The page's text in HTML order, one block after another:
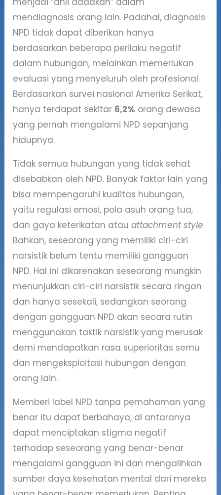
mendiagnosis orang lain. Padahal, diagnosis
NPD tidak dapat diberikan hanya
berdasarkan beberapa perilaku negatif
dalam hubungan, melainkan memerlukan
evaluasi yang menyeluruh oleh profesional.
Berdasarkan survei nasional Amerika Serikat,
hanya terdapat sekitar 6,2% orang dewasa
yang pernah mengalami NPD sepanjang
hidupnya.
Tidak semua hubungan yang tidak sehat
disebabkan oleh NPD. Banyak faktor lain yang
bisa mempengaruhi kualitas hubungan,
yaitu regulasi emosi, pola asuh orang tua,
dan gaya keterikatan atauattachment style.
Bahkan, seseorang yang memiliki ciri-ciri
narsistik belum tentu memiliki gangguan
NPD. Hal ini dikarenakan seseorang mungkin
menunjukkan ciri-ciri narsistik secara ringan
dan hanya sesekali, sedangkan seorang
dengan gangguan NPD akan secara rutin
menggunakan taktik narsistik yang merusak
demi mendapatkan rasa superioritas semu
dan mengeksploitasi hubungan dengan
orang lain.
Memberi label NPD tanpa pemahaman yang
benar itu dapat berbahaya, di antaranya
dapat menciptakan stigma negatif
terhadap seseorang yang benar-benar
mengalami gangguan ini dan mengalihkan
sumber daya kesehatan mental dari mereka